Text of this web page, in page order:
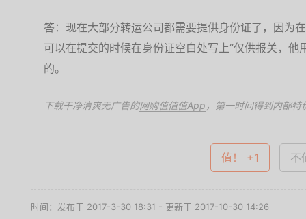
答：现在大部分转运公司都需要提供身份证了，因为
可以在提交的时候在身份证空白处写上“仅供报关，他
的。
下载干净清爽无广告的网购值值值App ，第一时间得到内部特
值！ +1 不
时间：发布于 2017-3-30 18:31 - 更新于 2017-10-30 14:26